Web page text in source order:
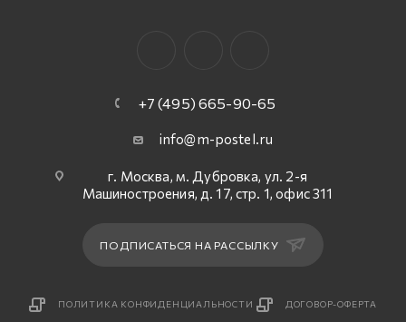
+7 (495) 665-90-65
info@m-postel.ru
г. Москва, м. Дубровка, ул. 2-я
Машиностроения, д. 17, стр. 1, офис 311
ПОДПИСАТЬСЯ НА РАССЫЛКУ
ПОЛИТИКА КОНФИДЕНЦИАЛЬНОСТИ ДОГОВОР-ОФЕРТА